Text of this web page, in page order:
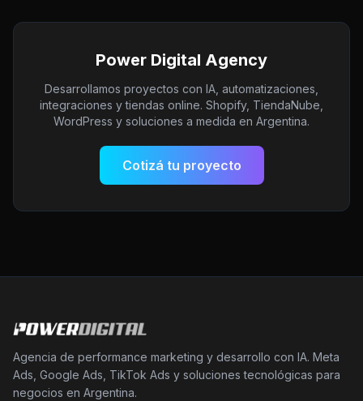
Power Digital Agency
Desarrollamos proyectos con IA, automatizaciones,
integraciones y tiendas online. Shopify, TiendaNube,
WordPress y soluciones a medida en Argentina.
Cotizá tu proyecto
Agencia de performance marketing y desarrollo con IA. Meta
Ads, Google Ads, TikTok Ads y soluciones tecnológicas para
negocios en Argentina.